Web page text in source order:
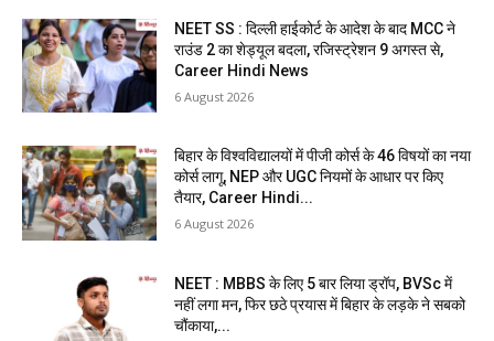
NEET SS : दिल्ली हाईकोर्ट के आदेश के बाद MCC ने
राउंड 2 का शेड्यूल बदला, रजिस्ट्रेशन 9 अगस्त से,
Career Hindi News
6 August 2026
बिहार के विश्वविद्यालयों में पीजी कोर्स के 46 विषयों का नया
कोर्स लागू, NEP और UGC नियमों के आधार पर किए
तैयार, Career Hindi...
6 August 2026
NEET : MBBS के लिए 5 बार लिया ड्रॉप, BVSc में
नहीं लगा मन, फिर छठे प्रयास में बिहार के लड़के ने सबको
चौंकाया,...